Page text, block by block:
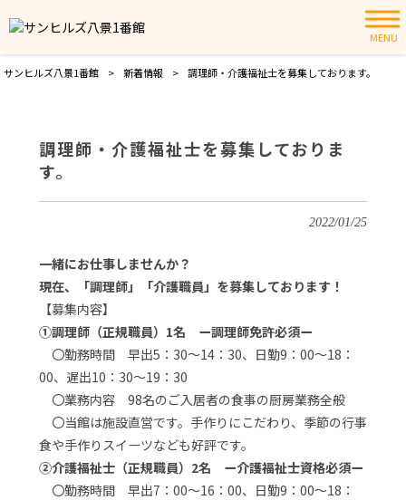
MENU
サンヒルズ八景1番館 > 新着情報 > 調理師・介護福祉士を募集しております。
調理師・介護福祉士を募集しておりま
す。
2022/01/25
一緒にお仕事しませんか？
現在、「調理師」「介護職員」を募集しております！
【募集内容】
①調理師（正規職員）1名 ー調理師免許必須ー
〇勤務時間 早出5：30～14：30、日勤9：00～18：
00、遅出10：30～19：30
〇業務内容 98名のご入居者の食事の厨房業務全般
〇当館は施設直営です。手作りにこだわり、季節の行事
食や手作りスイーツなども好評です。
②介護福祉士（正規職員）2名 ー介護福祉士資格必須ー
〇勤務時間 早出7：00～16：00、日勤9：00～18：